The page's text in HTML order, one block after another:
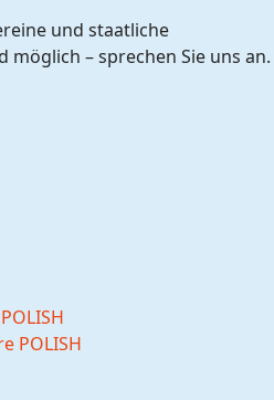
und staatliche
möglich – sprechen Sie uns an.